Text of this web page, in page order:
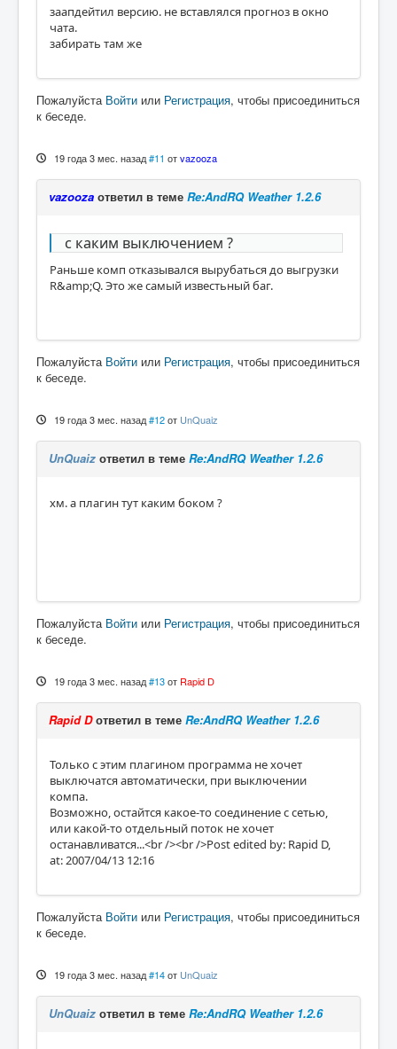
заапдейтил версию. не вставлялся прогноз в окно
чата.
забирать там же
Пожалуйста Войти или Регистрация, чтобы присоединиться
к беседе.
19 года 3 мес. назад #11 отvazooza
vazooza ответил в теме Re:AndRQ Weather 1.2.6
с каким выключением ?
Раньше комп отказывался вырубаться до выгрузки
R&amp;Q. Это же самый известьный баг.
Пожалуйста Войти или Регистрация, чтобы присоединиться
к беседе.
19 года 3 мес. назад #12 от UnQuaiz
UnQuaiz ответил в теме Re:AndRQ Weather 1.2.6
хм. а плагин тут каким боком ?
Пожалуйста Войти или Регистрация, чтобы присоединиться
к беседе.
19 года 3 мес. назад #13 от Rapid D
Rapid Dответил в теме Re:AndRQ Weather 1.2.6
Только с этим плагином программа не хочет
выключатся автоматически, при выключении
компа.
Возможно, остайтся какое-то соединение с сетью,
или какой-то отдельный поток не хочет
останавливатся...<br /><br />Post edited by: Rapid D,
at: 2007/04/13 12:16
Пожалуйста Войти или Регистрация, чтобы присоединиться
к беседе.
19 года 3 мес. назад #14 от UnQuaiz
UnQuaiz ответил в теме Re:AndRQ Weather 1.2.6